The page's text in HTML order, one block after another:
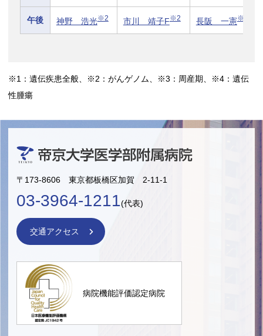
午後 神野 浩光※2 市川 靖子F※2 長阪 一憲※1
※1：遺伝疾患全般、※2：がんゲノム、※3：周産期、※4：遺伝
性腫瘍
〒173-8606 東京都板橋区加賀 2-11-1
03-3964-1211(代表)
交通アクセス
病院機能評価認定病院